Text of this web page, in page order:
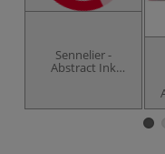
Sennelier -
Abstract Ink